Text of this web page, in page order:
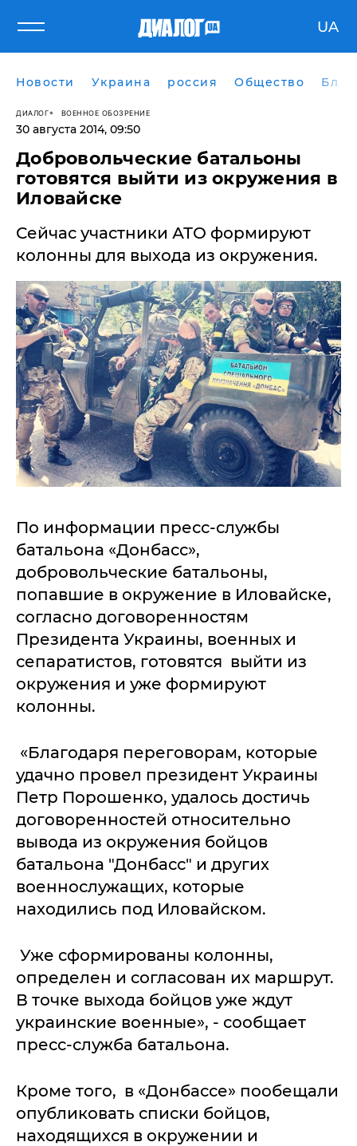
UA
Новости Украина россия Общество
ДИАЛОГ ВОЕННОЕ ОБОЗРЕНИЕ
30 августа 2014, 09:50
Добровольческие батальоны
готовятся выйти из окружения в
Иловайске
Сейчас участники АТО формируют
колонны для выхода из окружения.
По информации пресс-службы
батальона «Донбасс»,
добровольческие батальоны,
попавшие в окружение в Иловайске,
согласно договоренностям
Президента Украины, военных и
сепаратистов, готовятся выйти из
окружения и уже формируют
колонны.
«Благодаря переговорам, которые
удачно провел президент Украины
Петр Порошенко, удалось достичь
договоренностей относительно
вывода из окружения бойцов
батальона "Донбасс" и других
военнослужащих, которые
находились под Иловайском.
Уже сформированы колонны,
определен и согласован их маршрут.
В точке выхода бойцов уже ждут
украинские военные», - сообщает
пресс-служба батальона.
Кроме того, в «Донбассе» пообещали
опубликовать списки бойцов,
находящихся в окружении и